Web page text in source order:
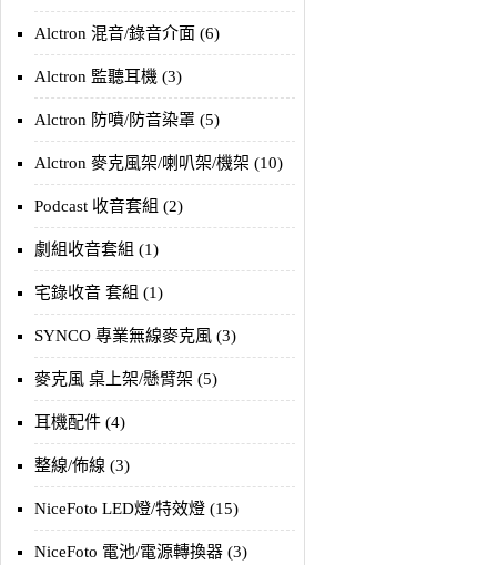
Alctron 混音/錄音介面 (6)
Alctron 監聽耳機 (3)
Alctron 防噴/防音染罩 (5)
Alctron 麥克風架/喇叭架/機架 (10)
Podcast 收音套組 (2)
劇組收音套組 (1)
宅錄收音 套組 (1)
SYNCO 專業無線麥克風 (3)
麥克風 桌上架/懸臂架 (5)
耳機配件 (4)
整線/佈線 (3)
NiceFoto LED燈/特效燈 (15)
NiceFoto 電池/電源轉換器 (3)